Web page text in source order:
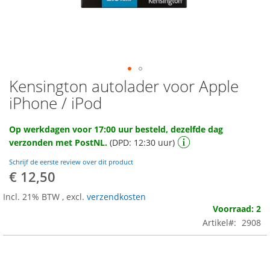
Ga
naar
het
van
de
gallerij
Kensington autolader voor Apple
iPhone / iPod
Op werkdagen voor 17:00 uur besteld, dezelfde dag
verzonden met PostNL. (DPD: 12:30 uur)
Schrijf de eerste review over dit product
€ 12,50
Incl. 21% BTW , excl. verzendkosten
Voorraad: 2
Artikel
2908